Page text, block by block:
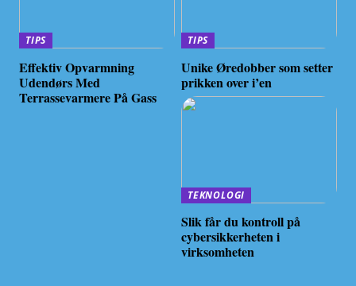
TIPS
Effektiv Opvarmning
Udendørs Med
Terrassevarmere På Gass
TIPS
Unike Øredobber som setter
prikken over i’en
TEKNOLOGI
Slik får du kontroll på
cybersikkerheten i
virksomheten